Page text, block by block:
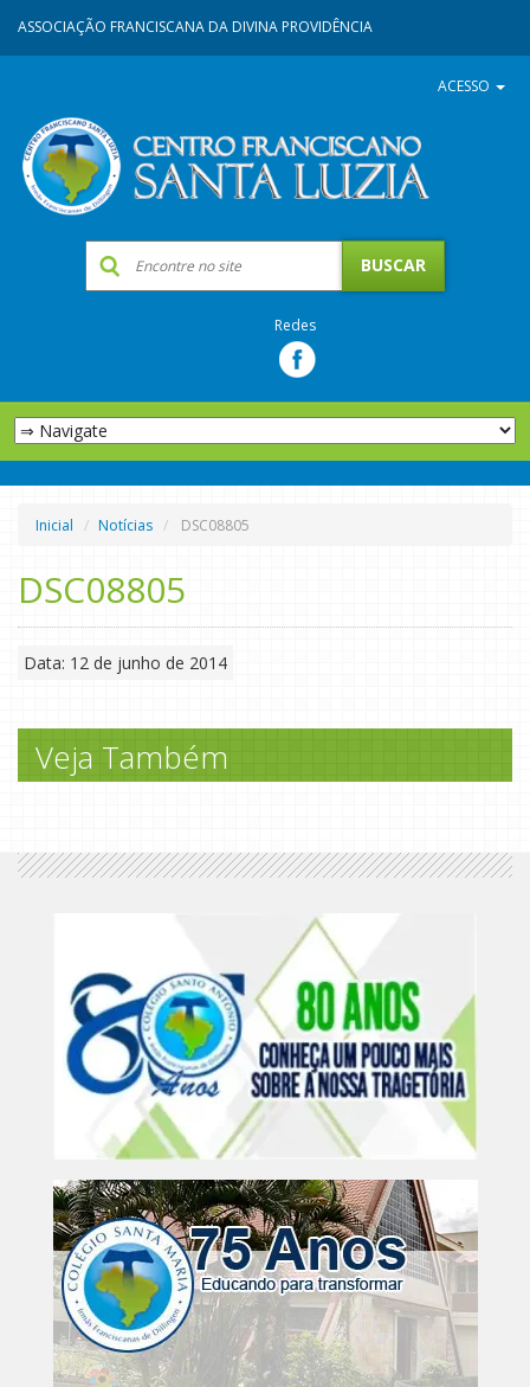
ASSOCIAÇÃO FRANCISCANA DA DIVINA PROVIDÊNCIA
ACESSO
Redes
Inicial Notícias DSC08805
DSC08805
Data: 12 de junho de 2014
Veja Também